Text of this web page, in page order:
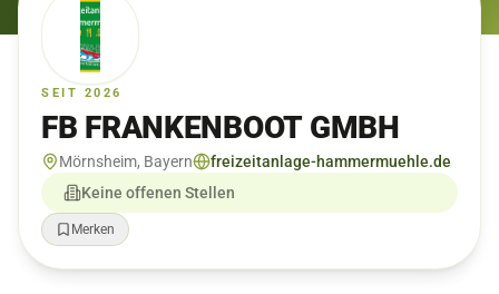
SEIT 2026
FB FRANKENBOOT GMBH
Mörnsheim, Bayern
freizeitanlage-hammermuehle.de
Keine offenen Stellen
Merken